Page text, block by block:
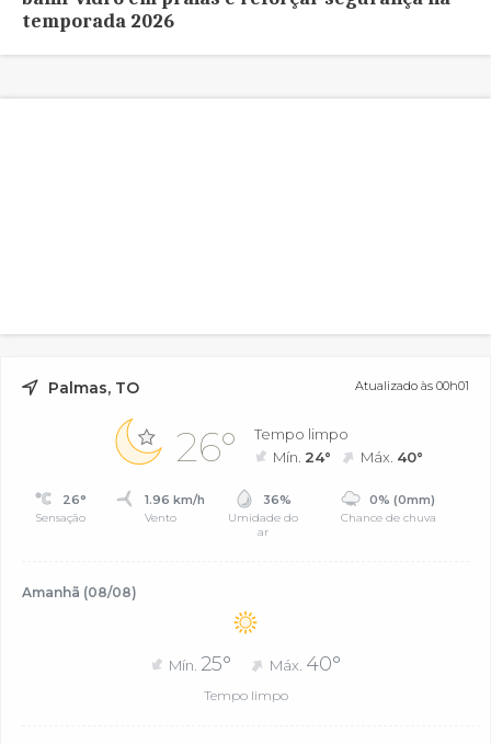
temporada 2026
Palmas, TO Atualizado às 00h01
26°
Tempo limpo
Mín. 24° Máx. 40°
26°
Sensação
1.96 km/h
Vento
36%
Umidade do
ar
0% (0mm)
Chance de chuva
Amanhã (08/08)
Mín. 25° Máx. 40°
Tempo limpo